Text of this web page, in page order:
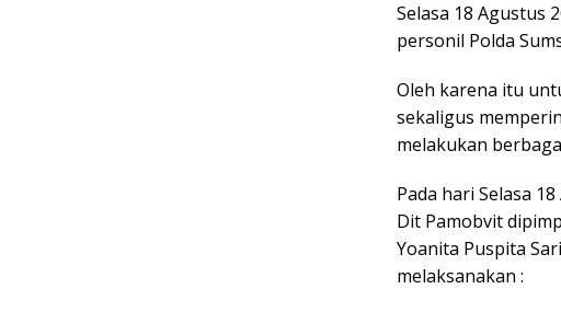
Selasa 18 Agustus
personil Polda
Oleh karena itu
sekaligus
melakukan
Pada hari Selasa
Dit Pamobvit
Yoanita Puspita
melaksanakan :